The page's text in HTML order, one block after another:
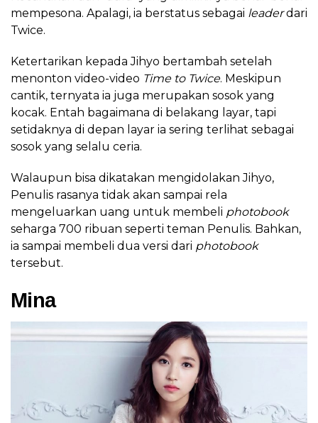
mempesona. Apalagi, ia berstatus sebagai leaderdari
Twice.
Ketertarikan kepada Jihyo bertambah setelah
menonton video-video Time to Twice. Meskipun
cantik, ternyata ia juga merupakan sosok yang
kocak. Entah bagaimana di belakang layar, tapi
setidaknya di depan layar ia sering terlihat sebagai
sosok yang selalu ceria.
Walaupun bisa dikatakan mengidolakan Jihyo,
Penulis rasanya tidak akan sampai rela
mengeluarkan uang untuk membeli photobook
seharga 700 ribuan seperti teman Penulis. Bahkan,
ia sampai membeli dua versi dari photobook
tersebut.
Mina